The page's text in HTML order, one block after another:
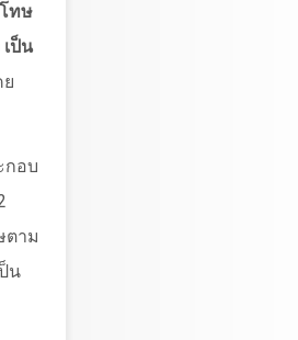
ทษ
ป็น
กอบ
ตาม
น